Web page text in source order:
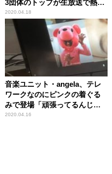
3団体のトップが生放送で熱く
語った3時間
2020.04.18
音楽ユニット・angela、テレ
ワークなのにピンクの着ぐる
みで登場「頑張ってるんじゃ
ないんです」
2020.04.16